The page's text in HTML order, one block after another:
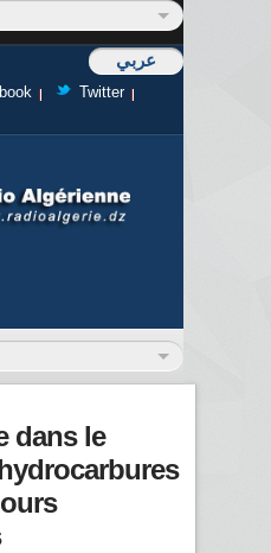
عربي
Twitter
recherche
dans le